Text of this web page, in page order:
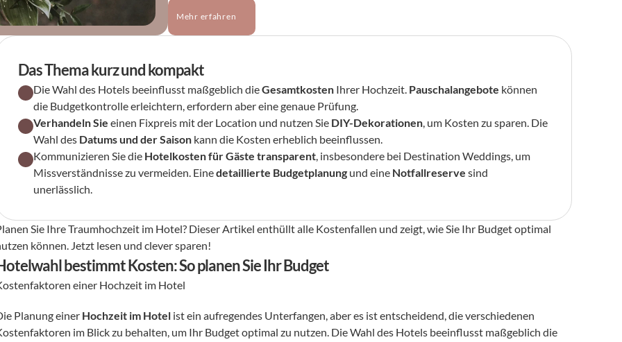
Mehr erfahren
Das Thema kurz und kompakt
Die Wahl des Hotels beeinflusst maßgeblich die Gesamtkosten Ihrer Hochzeit. Pauschalangebote können
die Budgetkontrolle erleichtern, erfordern aber eine genaue Prüfung.
Verhandeln Sie einen Fixpreis mit der Location und nutzen Sie DIY-Dekorationen, um Kosten zu sparen. Die
Wahl des Datums und der Saison kann die Kosten erheblich beeinflussen.
Kommunizieren Sie die Hotelkosten für Gäste transparent, insbesondere bei Destination Weddings, um
Missverständnisse zu vermeiden. Eine detaillierte Budgetplanung und eine Notfallreserve sind
unerlässlich.
Sie Ihre Traumhochzeit im Hotel? Dieser Artikel enthüllt alle Kostenfallen und zeigt, wie Sie Ihr Budget optimal
können. Jetzt lesen und clever sparen!
bestimmt Kosten: So planen Sie Ihr Budget
einer Hochzeit im Hotel
Planung einer Hochzeit im Hotel ist ein aufregendes Unterfangen, aber es ist entscheidend, die verschiedenen
im Blick zu behalten, um Ihr Budget optimal zu nutzen. Die Wahl des Hotels beeinflusst maßgeblich die